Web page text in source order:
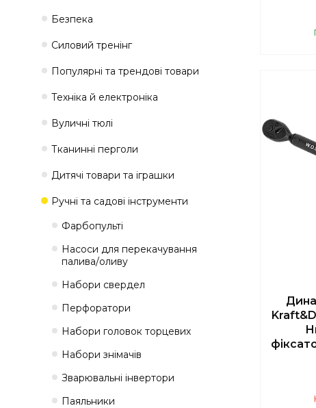
Безпека
Силовий тренінг
Популярні та трендові товари
Техніка й електроніка
Вуличні тюлі
Тканинні перголи
Дитячі товари та іграшки
Ручні та садові інструменти
Фарбопульті
Насоси для перекачування
палива/оливу
Набори свердел
Перфоратори
Набори головок торцевих
Набори знімачів
Зварювальні інвертори
Паяльники